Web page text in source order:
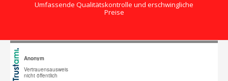
Umfassende Qualitätskontrolle und erschwingliche
Preise